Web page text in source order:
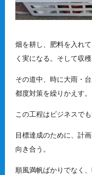
畑を耕し、肥料を入れ
く実になる。そして収穫
その道中、時に大雨・
都度対策を繰りかえす。
この工程はビジネスでも
目標達成のために、計
向き合う。
順風満帆ばかりでなく